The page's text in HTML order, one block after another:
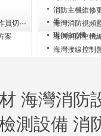
切···
案
消防主機維修更
手···
海灣消防視頻
現(xiàn)機···
海灣消防主機
海灣接線控制
海灣消防
測設備 消